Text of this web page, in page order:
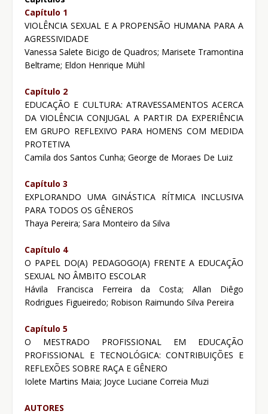
Capítulo 1
VIOLÊNCIA SEXUAL E A PROPENSÃO HUMANA PARA A
AGRESSIVIDADE
Vanessa Salete Bicigo de Quadros; Marisete Tramontina
Beltrame; Eldon Henrique Mühl
Capítulo 2
EDUCAÇÃO E CULTURA: ATRAVESSAMENTOS ACERCA
DA VIOLÊNCIA CONJUGAL A PARTIR DA EXPERIÊNCIA
EM GRUPO REFLEXIVO PARA HOMENS COM MEDIDA
PROTETIVA
Camila dos Santos Cunha; George de Moraes De Luiz
Capítulo 3
EXPLORANDO UMA GINÁSTICA RÍTMICA INCLUSIVA
PARA TODOS OS GÊNEROS
Thaya Pereira; Sara Monteiro da Silva
Capítulo 4
O PAPEL DO(A) PEDAGOGO(A) FRENTE A EDUCAÇÃO
SEXUAL NO ÂMBITO ESCOLAR
Hávila Francisca Ferreira da Costa; Allan Diêgo
Rodrigues Figueiredo; Robison Raimundo Silva Pereira
Capítulo 5
O MESTRADO PROFISSIONAL EM EDUCAÇÃO
PROFISSIONAL E TECNOLÓGICA: CONTRIBUIÇÕES E
REFLEXÕES SOBRE RAÇA E GÊNERO
Iolete Martins Maia; Joyce Luciane Correia Muzi
AUTORES